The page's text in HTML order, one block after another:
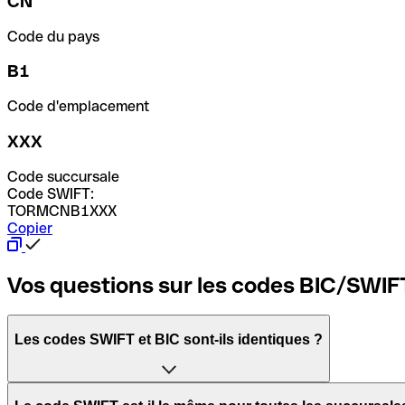
Code du pays
B1
Code d'emplacement
XXX
Code succursale
Code SWIFT:
TORMCNB1XXX
Copier
Vos questions sur les codes BIC/
Les codes SWIFT et BIC sont-ils identiques ?